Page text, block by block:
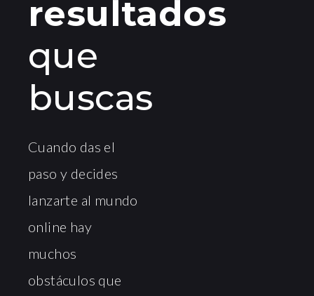
resultados
que
buscas
Cuando das el
paso y decides
lanzarte al mundo
online hay
muchos
obstáculos que